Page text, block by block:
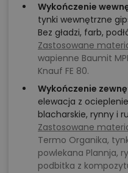
Wykończenie
tynki wewnętrzne
Bez gładzi, farb,
Zastosowane
wapienne Baumit
Knauf FE 80.
Wykończenie
elewacja z
blacharskie, rynny i
Zastosowane
Termo Organika,
powlekana Plannja,
podbitka z